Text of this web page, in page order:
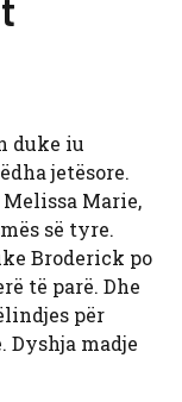
duke iu
jetësore.
Melissa Marie,
së tyre.
Broderick po
të parë. Dhe
për
Dyshja madje